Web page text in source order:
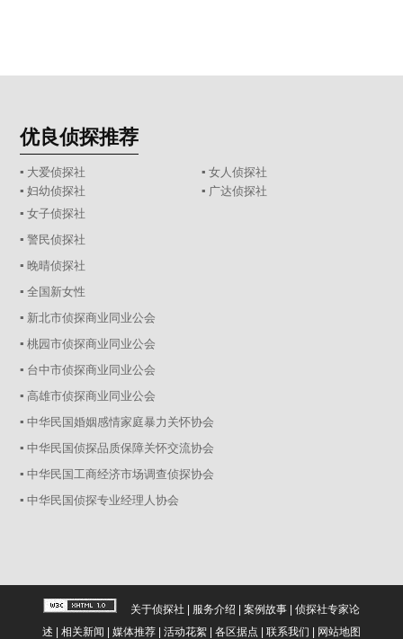
优良侦探推荐
▪ 大爱侦探社
▪ 女人侦探社
▪ 妇幼侦探社
▪ 广达侦探社
▪ 女子侦探社
▪ 警民侦探社
▪ 晚晴侦探社
▪ 全国新女性
▪ 新北市侦探商业同业公会
▪ 桃园市侦探商业同业公会
▪ 台中市侦探商业同业公会
▪ 高雄市侦探商业同业公会
▪ 中华民国婚姻感情家庭暴力关怀协会
▪ 中华民国侦探品质保障关怀交流协会
▪ 中华民国工商经济市场调查侦探协会
▪ 中华民国侦探专业经理人协会
关于侦探社 | 服务介绍 | 案例故事| 侦探社专家论
述 | 相关新闻 | 媒体推荐| 活动花絮| 各区据点 | 联系我们 | 网站地图